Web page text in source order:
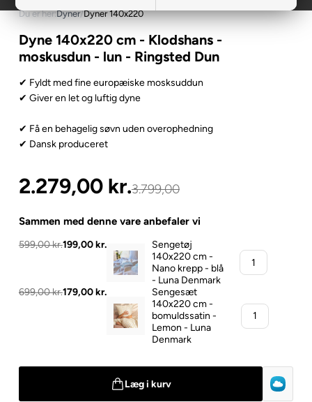
Du er her:Dyner/Dyner 140x220
Dyne 140x220 cm - Klodshans -
moskusdun - lun - Ringsted Dun
✔ Fyldt med fine europæiske mosksuddun
✔ Giver en let og luftig dyne
✔ Få en behagelig søvn uden overophedning
✔ Dansk produceret
2.279,00 kr.3.799,00
Sammen med denne vare anbefaler vi
Sengetøj
140x220 cm -
Nano krepp - blå
- Luna Denmark
199,00 kr.
599,00 kr.
Sengesæt
140x220 cm -
bomuldssatin -
Lemon - Luna
Denmark
179,00 kr.
699,00 kr.
Læg i kurv